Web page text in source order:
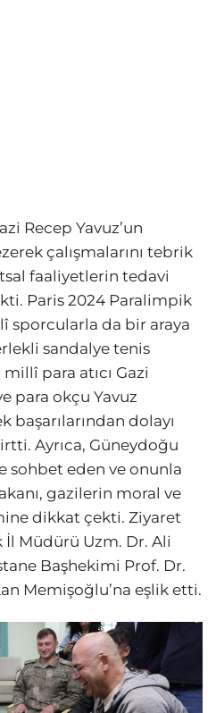
Recep Yavuz’un
çalışmalarını tebrik
faaliyetlerin tedavi
Paris 2024 Paralimpik
sporcularla da bir araya
sandalye tenis
para atıcı Gazi
para okçu Yavuz
başarılarından dolayı
Ayrıca, Güneydoğu
sohbet eden ve onunla
gazilerin moral ve
dikkat çekti. Ziyaret
İl Müdürü Uzm. Dr. Ali
Başhekimi Prof. Dr.
Memişoğlu’na eşlik etti.